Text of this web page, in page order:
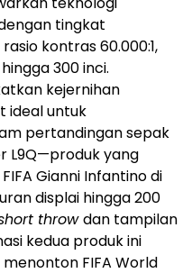
tingkat
kontras 60.000:1,
300 inci.
kejernihan
ideal untuk
pertandingan sepak
L9Q—produk yang
Gianni Infantino di
displai hingga 200
throwdan tampilan
kedua produk ini
FIFA World